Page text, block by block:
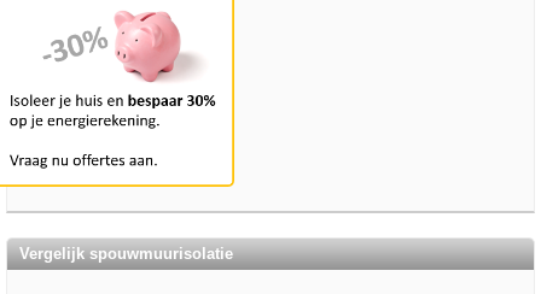
Vergelijk spouwmuurisolatie